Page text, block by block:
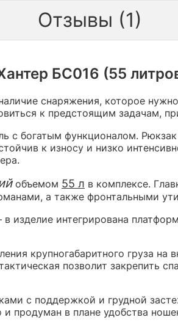
Отзывы (1)
БС016 (55
снаряжения, которое
к предстоящим задачам,
с богатым функционалом.
к износу и низко
объемом 55 л в комплексе.
а также фронтальными
изделие интегрирована
крупногабаритного груза
позволит закрепить
с поддержкой и грудной
в плане удобства